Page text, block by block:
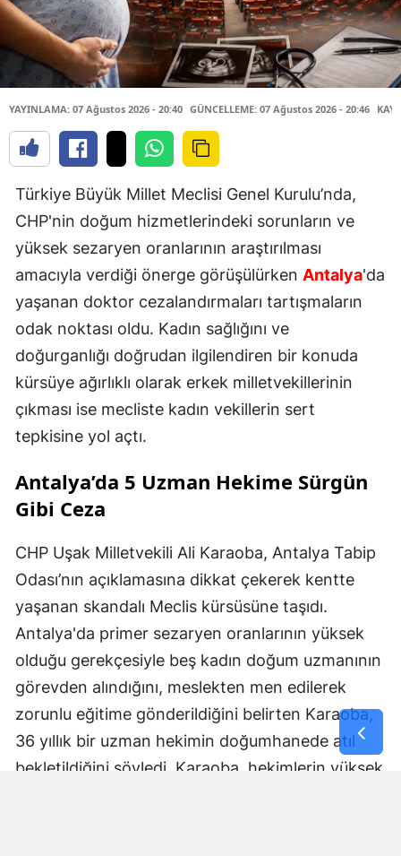
YAYINLAMA: 07 Ağustos 2026 - 20:40 GÜNCELLEME: 07 Ağustos 2026 - 20:46
Türkiye Büyük Millet Meclisi Genel Kurulu’nda,
CHP'nin doğum hizmetlerindeki sorunların ve
yüksek sezaryen oranlarının araştırılması
amacıyla verdiği önerge görüşülürken Antalya'da
yaşanan doktor cezalandırmaları tartışmaların
odak noktası oldu. Kadın sağlığını ve
doğurganlığı doğrudan ilgilendiren bir konuda
kürsüye ağırlıklı olarak erkek milletvekillerinin
çıkması ise mecliste kadın vekillerin sert
tepkisine yol açtı.
Antalya’da 5 Uzman Hekime Sürgün
Gibi Ceza
CHP Uşak Milletvekili Ali Karaoba, Antalya Tabip
Odası’nın açıklamasına dikkat çekerek kentte
yaşanan skandalı Meclis kürsüsüne taşıdı.
Antalya'da primer sezaryen oranlarının yüksek
olduğu gerekçesiyle beş kadın doğum uzmanının
görevden alındığını, meslekten men edilerek
zorunlu eğitime gönderildiğini belirten Karaoba,
36 yıllık bir uzman hekimin doğumhanede atıl
bekletildiğini söyledi. Karaoba, hekimlerin yüksek